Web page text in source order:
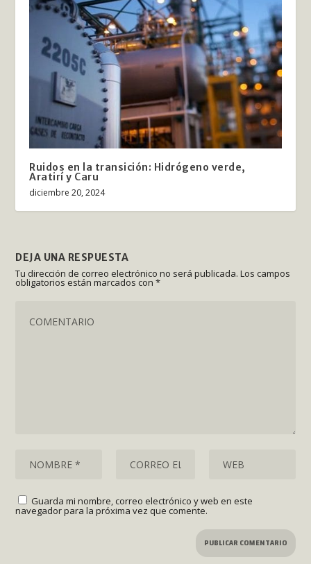
Ruidos en la transición: Hidrógeno verde,
Aratirí y Caru
diciembre 20, 2024
DEJA UNA RESPUESTA
Tu dirección de correo electrónico no será publicada. Los campos
obligatorios están marcados con*
Guarda mi nombre, correo electrónico y web en este
navegador para la próxima vez que comente.